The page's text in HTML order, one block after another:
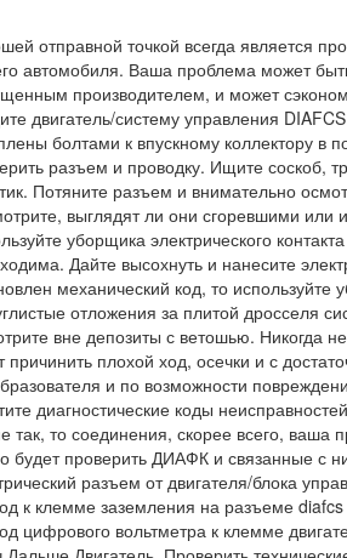
отправной точкой всегда является
автомобиля. Ваша проблема может
производителем, и может
двигатель/систему управления
болтами к впускному коллектору в
разъем и проводку. Ищите соскоб,
Потяните разъем и внимательно
выглядят ли они сгоревшими
уборщика электрического
Дайте высохнуть и нанесите
механический код, то
отложения за плитой дросселя
вне депозиты с ветошью. Никогда
причинить плохой ход, осечки и с
и по возможности
диагностические коды
так, то соединения, скорее всего,
будет проверить ДИАФК и связанные с
разъем от двигателя/блока
к клемме заземления на разъеме
цифрового вольтметра к клемме